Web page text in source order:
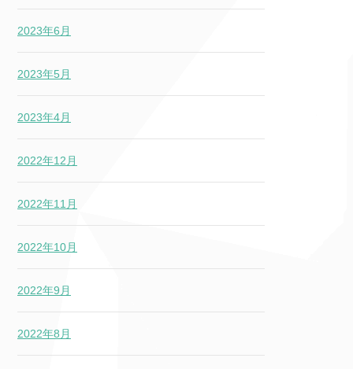
2023年6月
2023年5月
2023年4月
2022年12月
2022年11月
2022年10月
2022年9月
2022年8月